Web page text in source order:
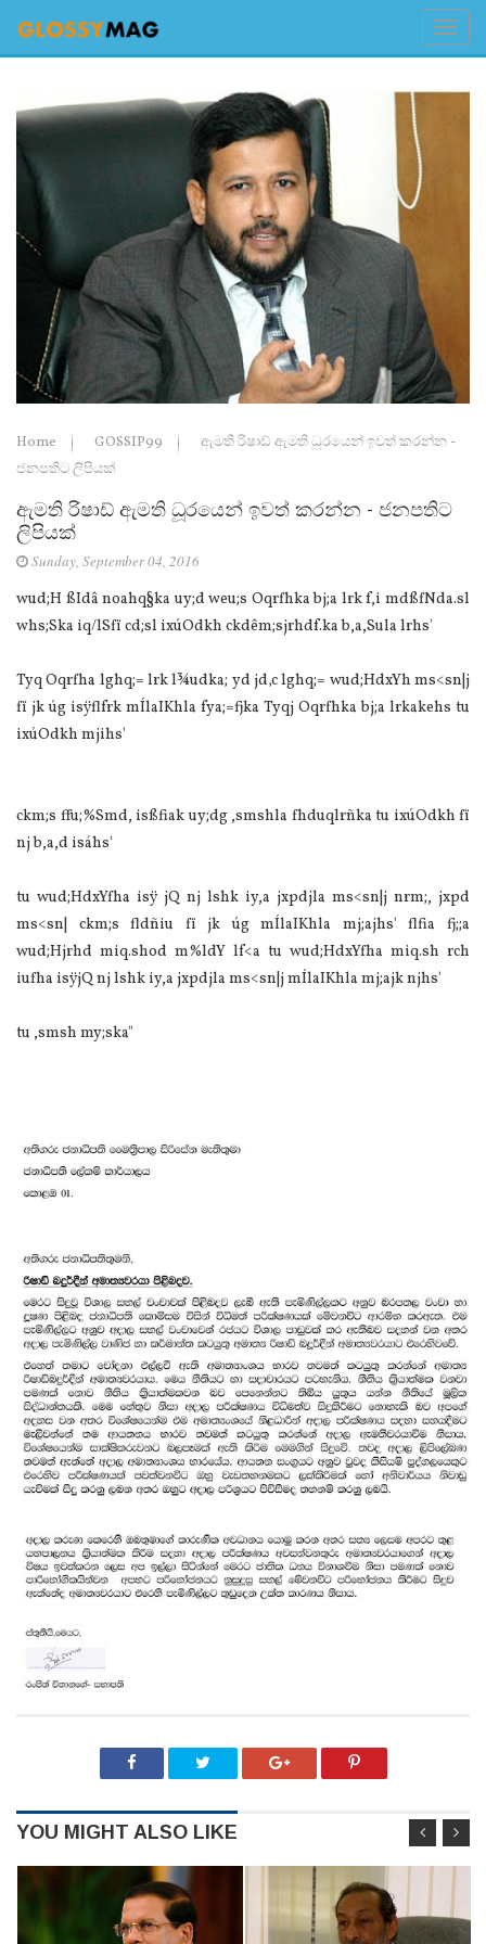
Home GOSSIP99
ඇමති රිෂාඩ් ඇමති ධූරයෙන් ඉවත් කරන්න -
ජනපතිට ලිපියක්
ඇමති රිෂාඩ් ඇමති ධූරයෙන් ඉවත් කරන්න - ජනපතිට
ලිපියක්
Sunday, September 04, 2016
wud;H ßIdâ noahq§ka uy;d weu;s Oqrfhka bj;a lrk f,i mdßfNda.sl
whs;Ska iq/lSfï cd;sl ixúOdkh ckdêm;sjrhdf.ka b,a,Sula lrhs'
Tyq Oqrfha lghq;= lrk l¾udka; yd jd‚c lghq;= wud;HdxYh ms<sn|j
fï jk úg isÿflfrk mÍlaIKhla fya;=fjka Tyqj Oqrfhka bj;a lrkakehs tu
ixúOdkh mjihs'
ckm;s ffu;%Smd, isßfiak uy;dg ,smshla fhduqlrñka tu ixúOdkh fï
nj b,a,d isáhs'
tu wud;HdxYfha isÿ jQ nj lshk iy,a jxpdjla ms<sn|j nrm;, jxpd
ms<sn| ckm;s fldñiu fï jk úg mÍlaIKhla mj;ajhs' flfia fj;;a
wud;Hjrhd miq.shod m%ldY lf<a tu wud;HdxYfha miq.sh rch
iufha isÿjQ nj lshk iy,a jxpdjla ms<sn|j mÍlaIKhla mj;ajk njhs'
tu ,smsh my;ska"
YOU MIGHT ALSO LIKE